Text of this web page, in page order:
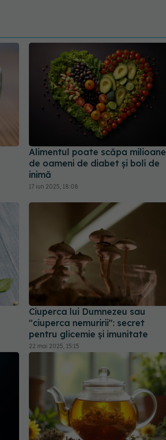
Alimentul poate scăpa milioane
de oameni de diabet și boli de
inimă
17 iun 2025, 18:08
Ciuperca lui Dumnezeu sau
"ciuperca nemuririi": secret
pentru glicemie și imunitate
22 mai 2025, 15:15